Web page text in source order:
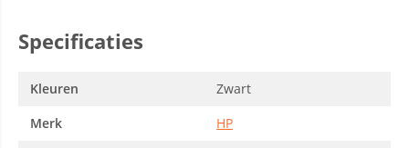
Specificaties
Kleuren
Zwart
Merk
HP